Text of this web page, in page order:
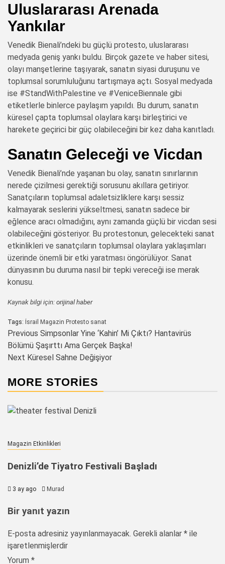
Uluslararası Arenada
Yankılar
Venedik Bienali’ndeki bu güçlü protesto, uluslararası
medyada geniş yankı buldu. Birçok gazete ve haber sitesi,
olayı manşetlerine taşıyarak, sanatın siyasi duruşunu ve
toplumsal sorumluluğunu tartışmaya açtı. Sosyal medyada
ise #StandWithPalestine ve #VeniceBiennale gibi
etiketlerle binlerce paylaşım yapıldı. Bu durum, sanatın
küresel çapta toplumsal olaylara karşı birleştirici ve
harekete geçirici bir güç olabileceğini bir kez daha kanıtladı.
Sanatın Geleceği ve Vicdan
Venedik Bienali’nde yaşanan bu olay, sanatın sınırlarının
nerede çizilmesi gerektiği sorusunu akıllara getiriyor.
Sanatçıların toplumsal adaletsizliklere karşı sessiz
kalmayarak seslerini yükseltmesi, sanatın sadece bir
eğlence aracı olmadığını, aynı zamanda güçlü bir vicdan sesi
olabileceğini gösteriyor. Bu protestonun, gelecekteki sanat
etkinlikleri ve sanatçıların toplumsal olaylara yaklaşımları
üzerinde önemli bir etki yaratması öngörülüyor. Sanat
dünyasının bu duruma nasıl bir tepki vereceği ise merak
konusu.
Kaynak bilgi için: orijinal haber
Tags: İsrail Magazin Protesto sanat
Post
navigation
Previous Simpsonlar Yine ‘Kahin’ Mi Çıktı? Hantavirüs
Bölümü Şaşırttı Ama Gerçek Başka!
Next Küresel Sahne Değişiyor
MORE STORIES
Magazin Etkinlikleri
Denizli’de Tiyatro Festivali Başladı
3 ay ago Murad
Bir yanıt yazın
E-posta adresiniz yayınlanmayacak. Gerekli alanlar * ile
işaretlenmişlerdir
Yorum *